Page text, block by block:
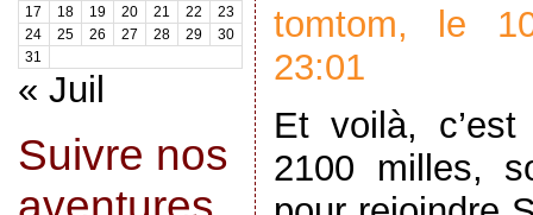
17
18 19 20 21 22
23
24
25 26 27 28 29
30
31
« Juil
Suivre nos
tomtom, le
23:01
Et voilà,
2100 milles,